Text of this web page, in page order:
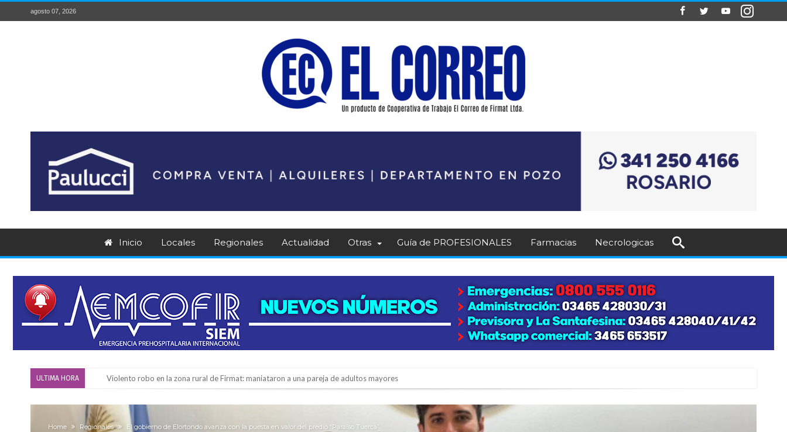
agosto 07, 2026
Inicio Locales Regionales Actualidad Otras Guía de PROFESIONALES Farmacias Necrologicas
ULTIMA HORA Violento robo en la zona rural de Firmat: maniataron a una pareja de adultos mayores
Firmat: “Codo a codo” lanza una campaña de recolección de golosinas para agasajar a los niños en su día
Home Regionales El gobierno de Elortondo avanza con la puesta en valor del predio “Paraíso Tuerca”